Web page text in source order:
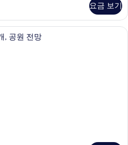
요금 보기
디럭스룸, 킹사이즈침대 1개, 공원 전
, 공원 전망